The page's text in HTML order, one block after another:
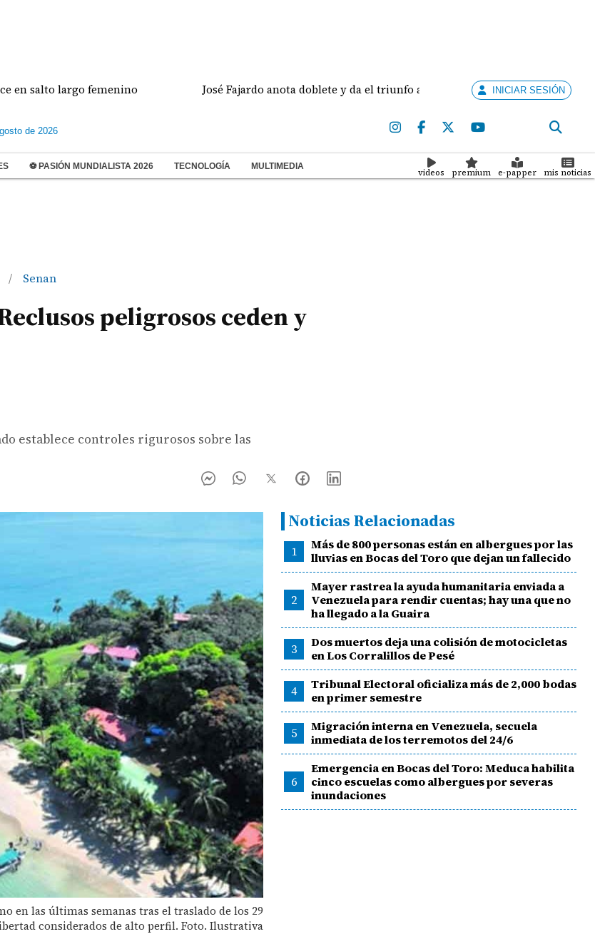
femenino José Fajardo anota doblete y da el triunfo a la Universidad Católica INICIAR SESIÓN
de 2026
⚽ PASIÓN MUNDIALISTA 2026 TECNOLOGÍA MULTIMEDIA
videos premium e-papper mis noticias
/ Senan
peligrosos ceden y
establece controles rigurosos sobre las
en las últimas semanas tras el traslado de los 29
considerados de alto perfil. Foto. Ilustrativa
Noticias Relacionadas
1
Más de 800 personas están en albergues por las
lluvias en Bocas del Toro que dejan un fallecido
2
Mayer rastrea la ayuda humanitaria enviada a
Venezuela para rendir cuentas; hay una que no
ha llegado a la Guaira
3
Dos muertos deja una colisión de motocicletas
en Los Corralillos de Pesé
4
Tribunal Electoral oficializa más de 2,000 bodas
en primer semestre
5
Migración interna en Venezuela, secuela
inmediata de los terremotos del 24/6
6
Emergencia en Bocas del Toro: Meduca habilita
cinco escuelas como albergues por severas
inundaciones